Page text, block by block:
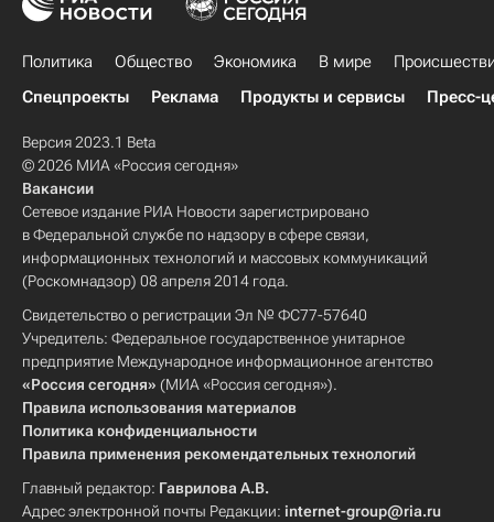
Политика Общество Экономика В мире
Спецпроекты
Реклама Продукты и сервисы Пресс-
Версия 2023.1 Beta
© 2026 МИА «Россия сегодня»
Вакансии
Сетевое издание РИА Новости зарегистрировано
в Федеральной службе по надзору в сфере связи,
информационных технологий и массовых коммуникаций
(Роскомнадзор) 08 апреля 2014 года.
Свидетельство о регистрации Эл № ФС77-57640
Учредитель: Федеральное государственное унитарное
предприятие Международное информационное агентство
«Россия сегодня» (МИА «Россия сегодня»).
Правила использования материалов
Политика конфиденциальности
Правила применения рекомендательных технологий
Главный редактор: Гаврилова А.В.
Адрес электронной почты Редакции: internet-group@ria.ru